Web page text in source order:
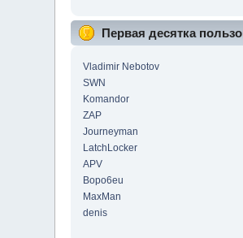
Первая десятка
Vladimir Nebotov
SWN
Komandor
ZAP
Journeyman
LatchLocker
APV
Bopo6eu
MaxMan
denis